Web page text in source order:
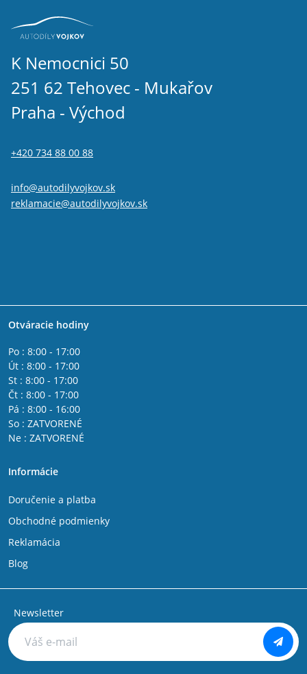
K Nemocnici 50
251 62 Tehovec - Mukařov
Praha - Východ
+420 734 88 00 88
info@autodilyvojkov.sk
reklamacie@autodilyvojkov.sk
Otváracie hodiny
Po : 8:00 - 17:00
Út : 8:00 - 17:00
St : 8:00 - 17:00
Čt : 8:00 - 17:00
Pá : 8:00 - 16:00
So : ZATVORENÉ
Ne : ZATVORENÉ
Informácie
Doručenie a platba
Obchodné podmienky
Reklamácia
Blog
Newsletter